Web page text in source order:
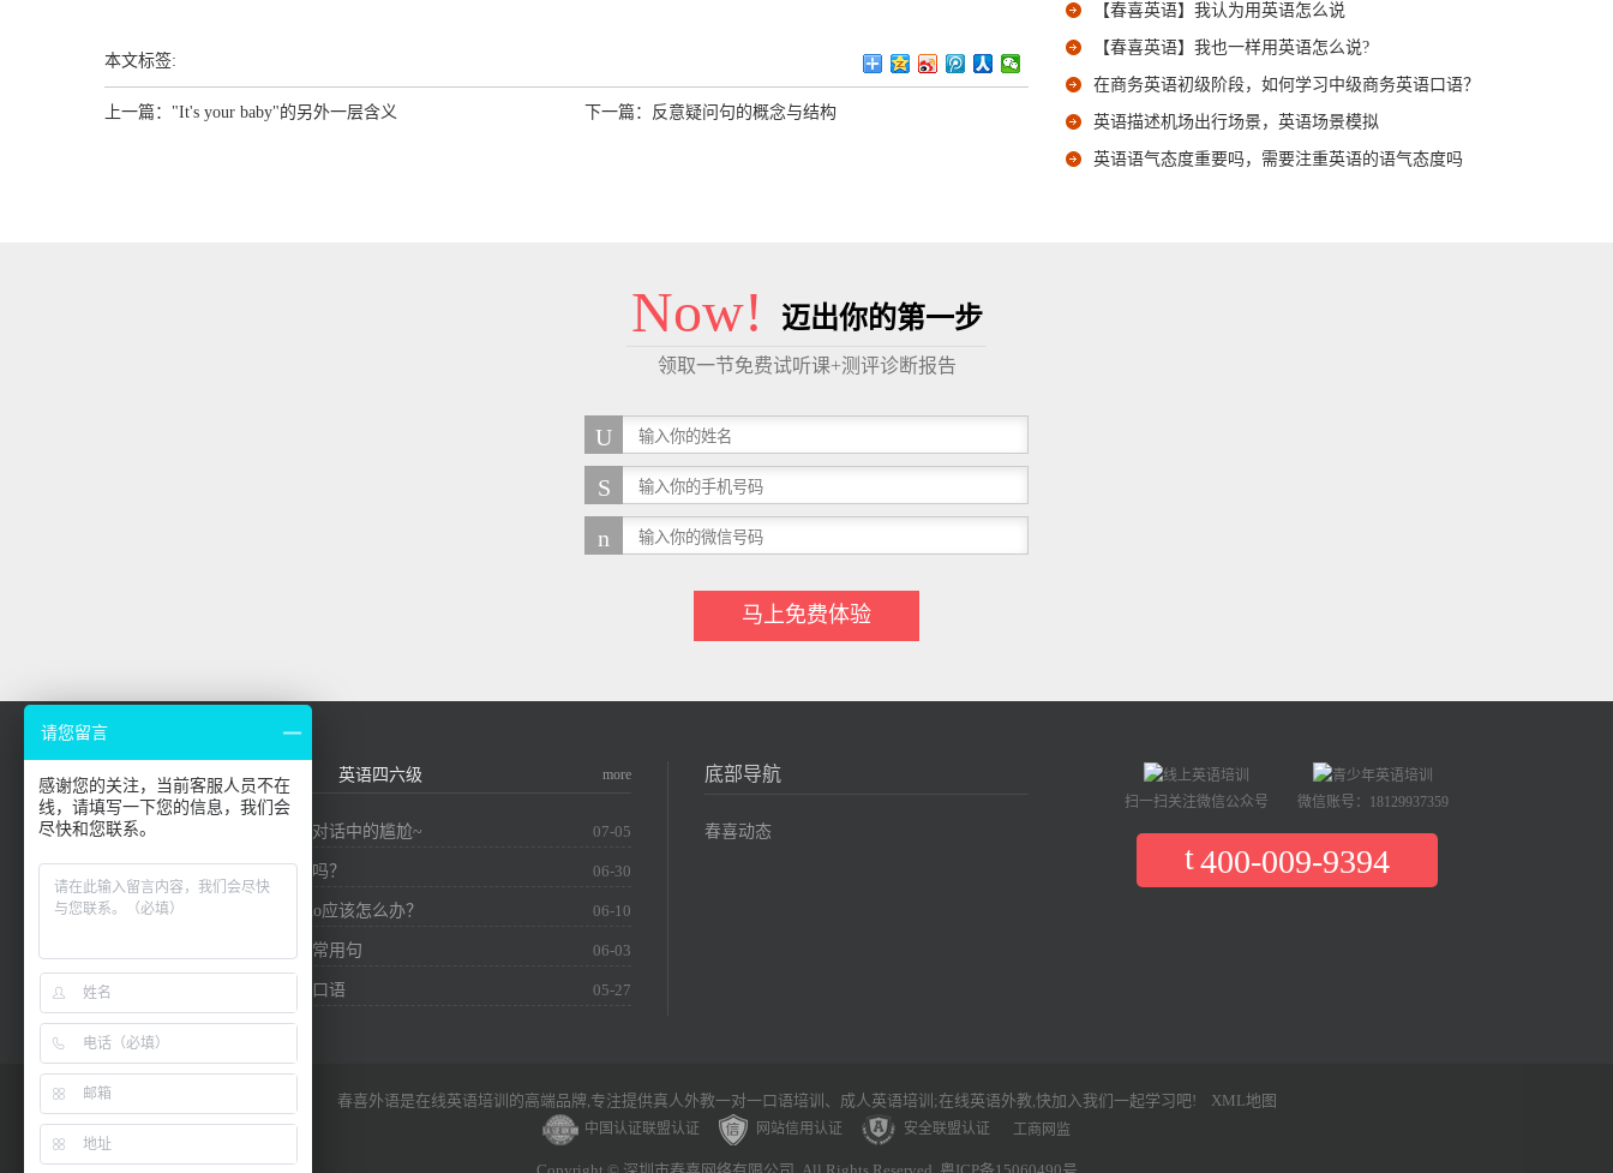
本文标签:
上一篇： "It's your baby"的另外一层含义 下一篇： 反意疑问句的概念与结构
【春喜英语】我认为用英语怎么说
【春喜英语】我也一样用英语怎么说?
在商务英语初级阶段，如何学习中级商务英语口语？
英语描述机场出行场景，英语场景模拟
英语语气态度重要吗，需要注重英语的语气态度吗
Now! 迈出你的第一步
领取一节免费试听课+测评诊断报告
马上免费体验
外贸英语 基础口语 英语四六级 more
九个精华短语，帮你避免对话中的尴尬~ 07-05
你知道英语有多少个单词吗？ 06-30
在英国社交中，想要say no应该怎么办？ 06-10
口语必备！介绍中国外贸常用句 06-03
实用外贸信用证商务英语口语 05-27
底部导航
春喜动态
扫一扫关注微信公众号 微信账号：18129937359
400-009-9394
春喜外语是在线英语培训的高端品牌,专注提供真人外教一对一口语培训、成人英语培训;在线英语外教,快加入我们一起学习吧! XML地图
中国认证联盟认证 网站信用认证 安全联盟认证 工商网监
请您留言
感谢您的关注，当前客服人员不在
线，请填写一下您的信息，我们会
尽快和您联系。